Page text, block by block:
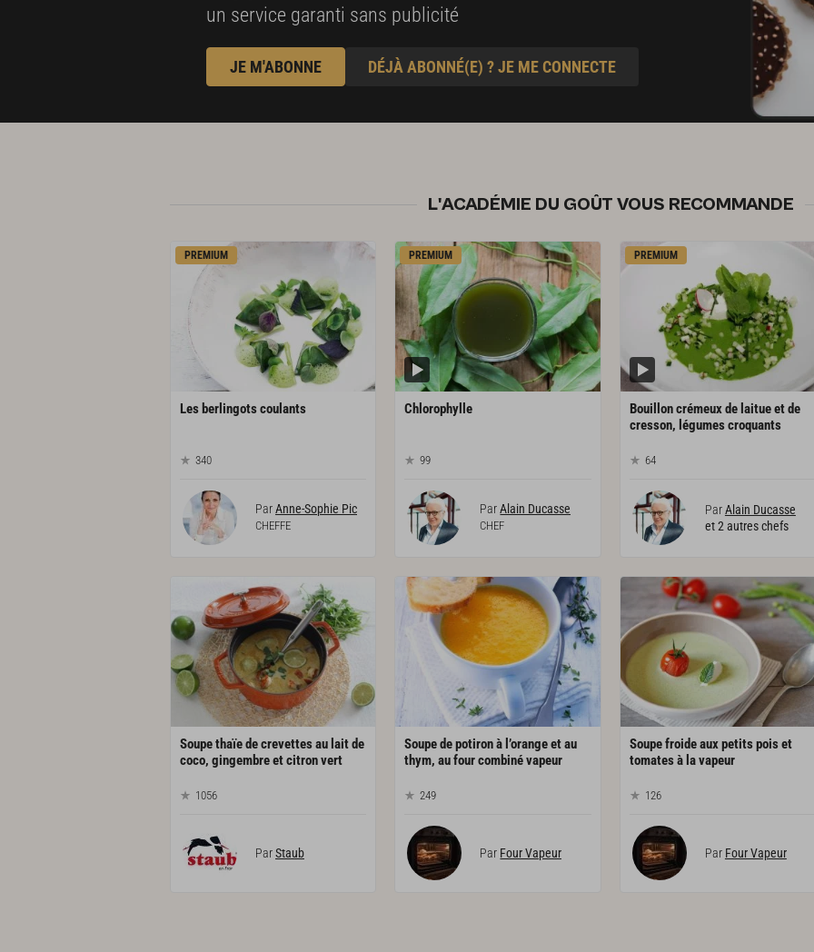
un service garanti sans publicité
JE M'ABONNE DÉJÀ ABONNÉ(E) ? JE ME CONNECTE
L'ACADÉMIE DU GOÛT VOUS RECOMMANDE
PREMIUM
Les berlingotscoulants
340
ParAnne-Sophie Pic
CHEFFE
PREMIUM
Chlorophylle
99
ParAlain Ducasse
CHEF
PREMIUM
Bouillon crémeux de laitue et de
cresson, légumes croquants
64
ParAlain Ducasse
et 2 autres chefs
Soupe thaïe de crevettes au lait de
coco, gingembre et citron vert
1056
ParStaub
Soupe de potiron à l’orange et au
thym, au four combiné vapeur
249
Par Four Vapeur
Soupe froide aux petits pois et
tomates à la vapeur
126
Par Four Vapeur